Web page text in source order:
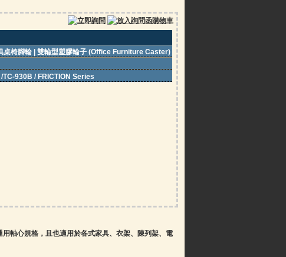
桌椅腳輪 | 雙輪型塑膠輪子 (Office Furniture Caster)
TC-930B / FRICTION Series
軸心規格，且也適用於各式家具、衣架、陳列架、電